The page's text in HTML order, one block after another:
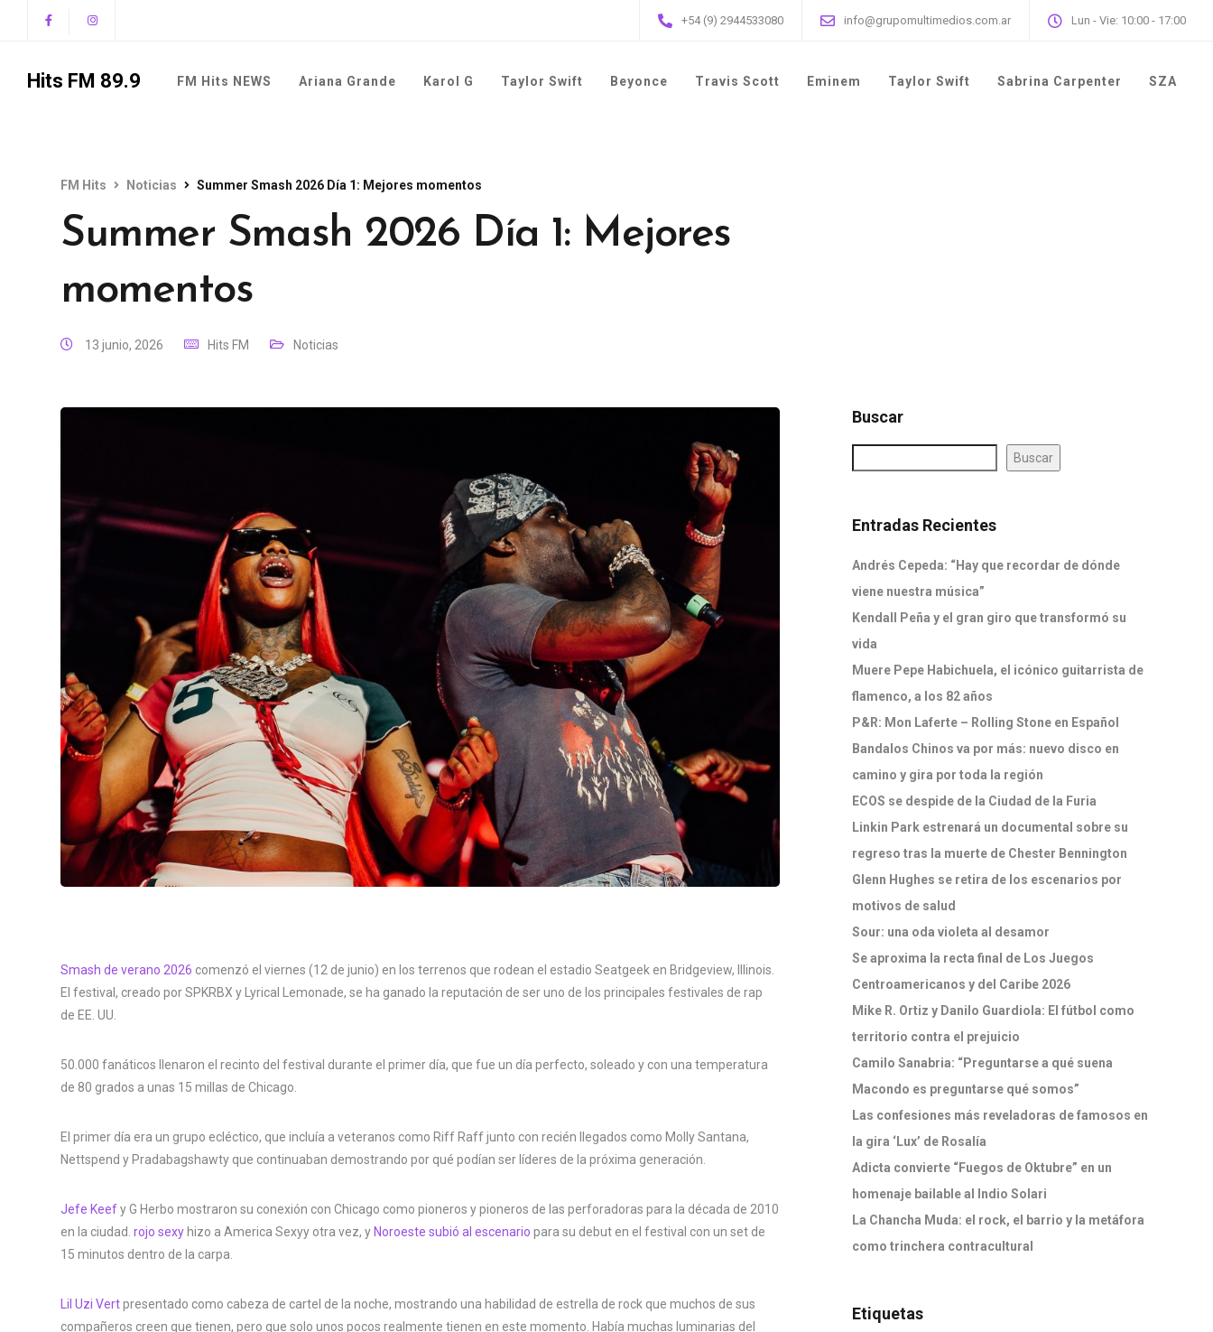
+54 (9) 2944533080 info@grupomultimedios.com.ar Lun - Vie: 10:00 - 17:00
Hits FM 89.9 FM Hits NEWS Ariana Grande Karol G Taylor Swift Beyonce Travis Scott Eminem Taylor Swift Sabrina Carpenter SZA
FM Hits Noticias Summer Smash 2026 Día 1: Mejores momentos
Summer Smash 2026 Día 1: Mejores
momentos
13 junio, 2026 Hits FM Noticias
Smash de verano 2026 comenzó el viernes (12 de junio) en los terrenos que rodean el estadio Seatgeek en Bridgeview, Illinois.
El festival, creado por SPKRBX y Lyrical Lemonade, se ha ganado la reputación de ser uno de los principales festivales de rap
de EE. UU.
50.000 fanáticos llenaron el recinto del festival durante el primer día, que fue un día perfecto, soleado y con una temperatura
de 80 grados a unas 15 millas de Chicago.
El primer día era un grupo ecléctico, que incluía a veteranos como Riff Raff junto con recién llegados como Molly Santana,
Nettspend y Pradabagshawty que continuaban demostrando por qué podían ser líderes de la próxima generación.
Jefe Keefy G Herbo mostraron su conexión con Chicago como pioneros y pioneros de las perforadoras para la década de 2010
en la ciudad. rojo sexyhizo a America Sexyy otra vez, yNoroeste subió al escenario para su debut en el festival con un set de
15 minutos dentro de la carpa.
Lil Uzi Vertpresentado como cabeza de cartel de la noche, mostrando una habilidad de estrella de rock que muchos de sus
compañeros creen que tienen, pero que solo unos pocos realmente tienen en este momento. Había muchas luminarias del
Buscar
Buscar
Entradas Recientes
Andrés Cepeda: “Hay que recordar de dónde
viene nuestra música”
Kendall Peña y el gran giro que transformó su
vida
Muere Pepe Habichuela, el icónico guitarrista de
flamenco, a los 82 años
P&R: Mon Laferte – Rolling Stone en Español
Bandalos Chinos va por más: nuevo disco en
camino y gira por toda la región
ECOS se despide de la Ciudad de la Furia
Linkin Park estrenará un documental sobre su
regreso tras la muerte de Chester Bennington
Glenn Hughes se retira de los escenarios por
motivos de salud
Sour: una oda violeta al desamor
Se aproxima la recta final de Los Juegos
Centroamericanos y del Caribe 2026
Mike R. Ortiz y Danilo Guardiola: El fútbol como
territorio contra el prejuicio
Camilo Sanabria: “Preguntarse a qué suena
Macondo es preguntarse qué somos”
Las confesiones más reveladoras de famosos en
la gira ‘Lux’ de Rosalía
Adicta convierte “Fuegos de Oktubre” en un
homenaje bailable al Indio Solari
La Chancha Muda: el rock, el barrio y la metáfora
como trinchera contracultural
Etiquetas